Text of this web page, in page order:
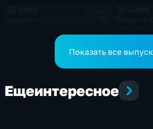
Показать все
Ещеинтересное